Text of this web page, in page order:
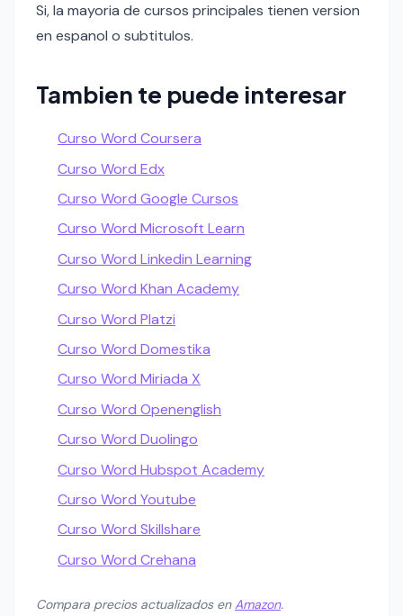
Si, la mayoria de cursos principales tienen version
en espanol o subtitulos.
Tambien te puede interesar
Curso Word Coursera
Curso Word Edx
Curso Word Google Cursos
Curso Word Microsoft Learn
Curso Word Linkedin Learning
Curso Word Khan Academy
Curso Word Platzi
Curso Word Domestika
Curso Word Miriada X
Curso Word Openenglish
Curso Word Duolingo
Curso Word Hubspot Academy
Curso Word Youtube
Curso Word Skillshare
Curso Word Crehana
Compara precios actualizados enAmazon.